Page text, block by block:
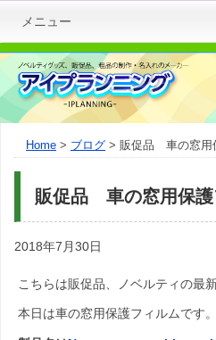
メニュー
Home ブログ 販促品 車の窓用
販促品 車の窓用保護
2018年7月30日
こちらは販促品、ノベルティの最
本日は車の窓用保護フィルムです。